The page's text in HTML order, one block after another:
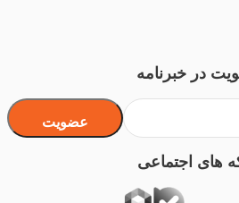
در خبرنامه
عضویت
های اجتماعی